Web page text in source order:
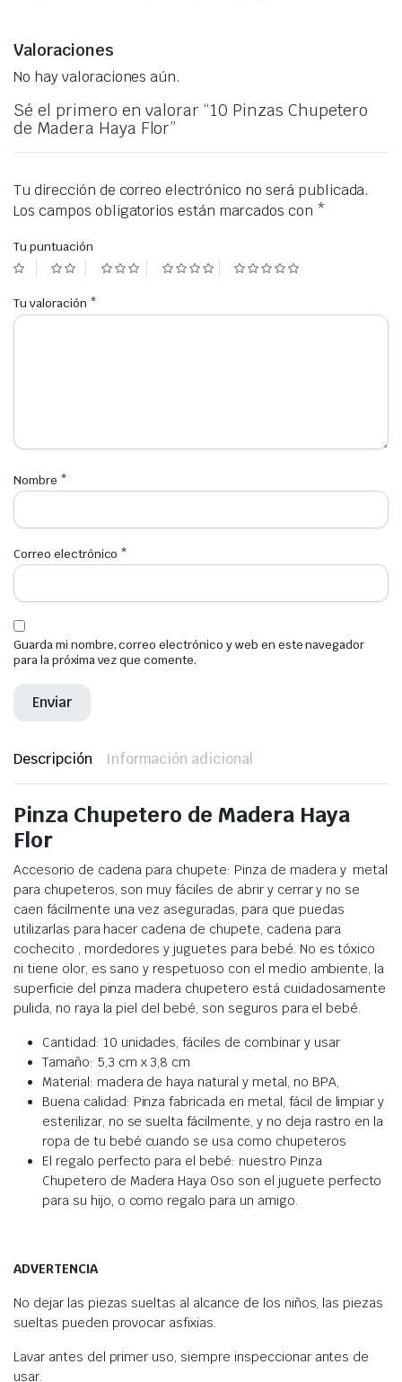
Valoraciones
No hay valoraciones aún.
Sé el primero en valorar “10 Pinzas Chupetero
de Madera Haya Flor”
Tu dirección de correo electrónico no será publicada.
Los campos obligatorios están marcados con *
Tu puntuación
Tu valoración *
Nombre *
Correo electrónico *
Guarda mi nombre, correo electrónico y web en este navegador
para la próxima vez que comente.
Descripción Información adicional
Pinza Chupetero de Madera Haya
Flor
Accesorio de cadena para chupete: Pinza de madera y metal
para chupeteros, son muy fáciles de abrir y cerrar y no se
caen fácilmente una vez aseguradas, para que puedas
utilizarlas para hacer cadena de chupete, cadena para
cochecito , mordedores y juguetes para bebé. No es tóxico
ni tiene olor, es sano y respetuoso con el medio ambiente, la
superficie del pinza madera chupetero está cuidadosamente
pulida, no raya la piel del bebé, son seguros para el bebé.
Cantidad: 10 unidades, fáciles de combinar y usar
Tamaño: 5,3 cm x 3,8 cm
Material: madera de haya natural y metal, no BPA,
Buena calidad: Pinza fabricada en metal, fácil de limpiar y
esterilizar, no se suelta fácilmente, y no deja rastro en la
ropa de tu bebé cuando se usa como chupeteros
El regalo perfecto para el bebé: nuestro Pinza
Chupetero de Madera Haya Oso son el juguete perfecto
para su hijo, o como regalo para un amigo.
ADVERTENCIA
No dejar las piezas sueltas al alcance de los niños, las piezas
sueltas pueden provocar asfixias.
Lavar antes del primer uso, siempre inspeccionar antes de
usar.